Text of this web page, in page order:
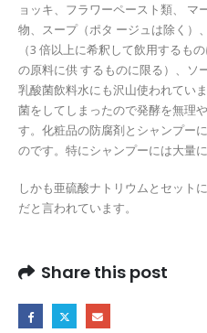
ョッキ、フラワーペースト類、
物、スープ（ポタ ージュは除く）
（3 倍以上に希釈して飲用するも
の原料に供 するものに限る）、ソ
乳酸菌飲料水にも沢山使われてい
菌をしてしまったので発酵を無理
す。化粧品の防腐剤とシャンプー
のです。特にシャンプーには大量
しかも亜硫酸ナトリウムとセット
だと言われています。
Share this post